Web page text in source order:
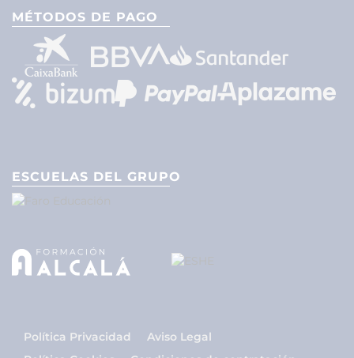
MÉTODOS DE PAGO
ESCUELAS DEL GRUPO
Política Privacidad
Aviso Legal